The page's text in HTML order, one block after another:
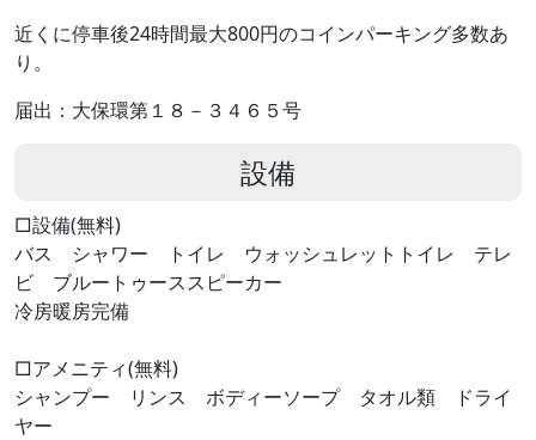
近くに停車後24時間最大800円のコインパーキング多数あ
り。
届出：大保環第１８－３４６５号
設備
□設備(無料)
バス シャワー トイレ ウォッシュレットトイレ テレ
ビ ブルートゥーススピーカー
冷房暖房完備
□アメニティ(無料)
シャンプー リンス ボディーソープ タオル類 ドライ
ヤー